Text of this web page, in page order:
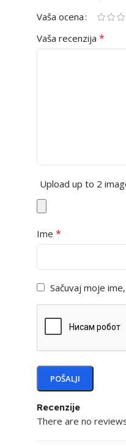
Recenzije
There are no
Vaša ocena
Vaša recenzija *
Upload up to 2
Ime *
Sačuvaj moje